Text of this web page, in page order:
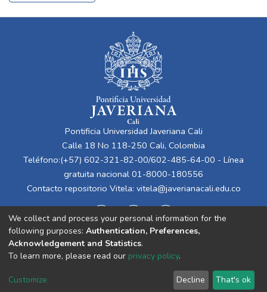
Pontificia Universidad Javeriana Cali
Calle 18 No 118-250 Cali, Colombia
Teléfono:(+57) 602-321-82-00/602-485-64-00 - Línea
gratuita nacional 01-8000-180556
Contacto repositorio Vitela: vitela@javerianacali.edu.co
Cookie
End User
Agreement
Send
Feedback
We collect and process your personal information for the
following purposes: Authentication, Preferences,
Acknowledgement and Statistics.
To learn more, please read our privacy policy.
Customize Decline That's ok